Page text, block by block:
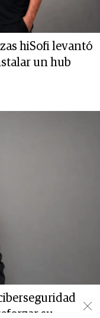
hiSofi levantó
un hub
su